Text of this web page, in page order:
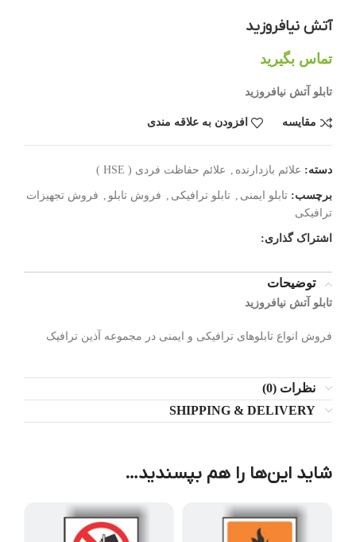
آتش نیافروزید
تماس بگیرید
تابلو آتش نیافروزید
مقایسه افزودن به علاقه مندی
دسته: علائم بازدارنده علائم حفاظت فردی ( HSE )
برچسب: تابلو ایمنی تابلو ترافیکی فروش تابلو
فروش تجهیزات
ترافیکی
اشتراک گذاری:
توضیحات
تابلو آتش نیافروزید
فروش انواع تابلوهای ترافیکی و ایمنی در مجموعه آذین ترافیک
نظرات (0)
SHIPPING & DELIVERY
شاید این‌ها را هم بپسندید…